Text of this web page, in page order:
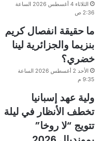
الثلاثاء 4 أغسطس 2026 الساعة
2:36 ص
ما حقيقة انفصال كريم
بنزيما والجزائرية لينا
خضري؟
الأحد 2 أغسطس 2026 الساعة
9:35 م
ولية عهد إسبانيا
تخطف الأنظار في ليلة
تتويج “لا روخا”